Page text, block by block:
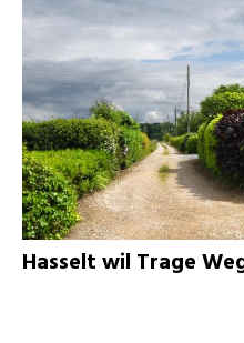
Hasselt wil Trage